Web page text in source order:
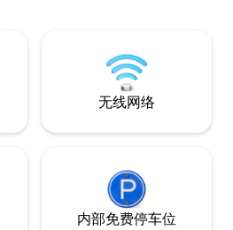
是
，通往酒吧、
酒店。附近的
了一个漂亮的
可供使用。然
钟即可轻松抵达
等场所。
无线网络
内部免费停车位